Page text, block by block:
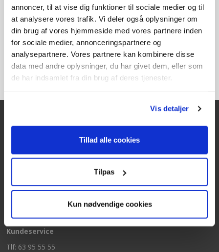
annoncer, til at vise dig funktioner til sociale medier og til
at analysere vores trafik. Vi deler også oplysninger om
din brug af vores hjemmeside med vores partnere inden
for sociale medier, annonceringspartnere og
analysepartnere. Vores partnere kan kombinere disse
data med andre oplysninger, du har givet dem, eller som
de har indsamlet fra din brug af deres tjenester.
Vis detaljer
Tillad alle cookies
Tilpas
Kun nødvendige cookies
Texas A/S
5260 Odense S
Kundeservice
Tlf: 63 95 55 55